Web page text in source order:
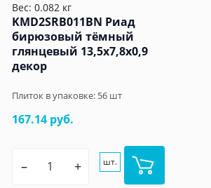
Вес: 0.082 кг
KMD2SRB011BN Риад
бирюзовый тёмный
глянцевый 13,5x7,8x0,9
декор
Плиток в упаковке: 56 шт
167.14 руб.
– + шт.